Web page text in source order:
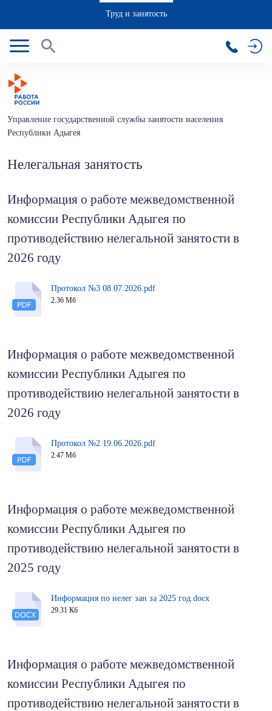
Труд и занятость
Управление государственной службы занятости населения
Республики Адыгея
Нелегальная занятость
Информация о работе межведомственной
комиссии Республики Адыгея по
противодействию нелегальной занятости в
2026 году
Протокол №3 08.07.2026.pdf
2.36 Мб
Информация о работе межведомственной
комиссии Республики Адыгея по
противодействию нелегальной занятости в
2026 году
Протокол №2 19.06.2026.pdf
2.47 Мб
Информация о работе межведомственной
комиссии Республики Адыгея по
противодействию нелегальной занятости в
2025 году
Информация по нелег зан за 2025 год.docx
29.31 Кб
Информация о работе межведомственной
комиссии Республики Адыгея по
противодействию нелегальной занятости в